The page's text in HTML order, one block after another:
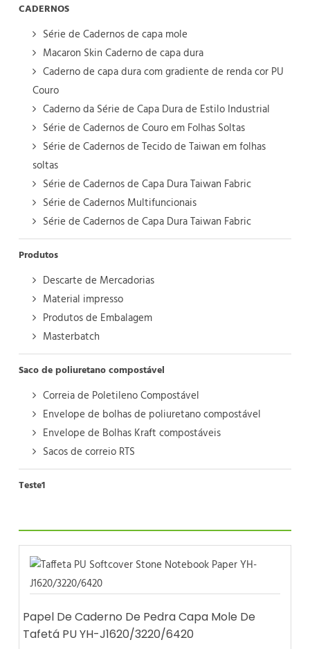
CADERNOS
Série de Cadernos de capa mole
Macaron Skin Caderno de capa dura
Caderno de capa dura com gradiente de renda cor PU
Couro
Caderno da Série de Capa Dura de Estilo Industrial
Série de Cadernos de Couro em Folhas Soltas
Série de Cadernos de Tecido de Taiwan em folhas
soltas
Série de Cadernos de Capa Dura Taiwan Fabric
Série de Cadernos Multifuncionais
Série de Cadernos de Capa Dura Taiwan Fabric
Produtos
Descarte de Mercadorias
Material impresso
Produtos de Embalagem
Masterbatch
Saco de poliuretano compostável
Correia de Poletileno Compostável
Envelope de bolhas de poliuretano compostável
Envelope de Bolhas Kraft compostáveis
Sacos de correio RTS
Teste1
Papel De Caderno De Pedra Capa Mole De
Tafetá PU YH-J1620/3220/6420